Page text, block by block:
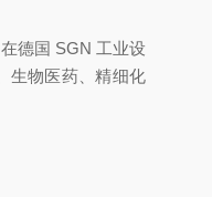
德国 SGN 工业设
生物医药、精细化